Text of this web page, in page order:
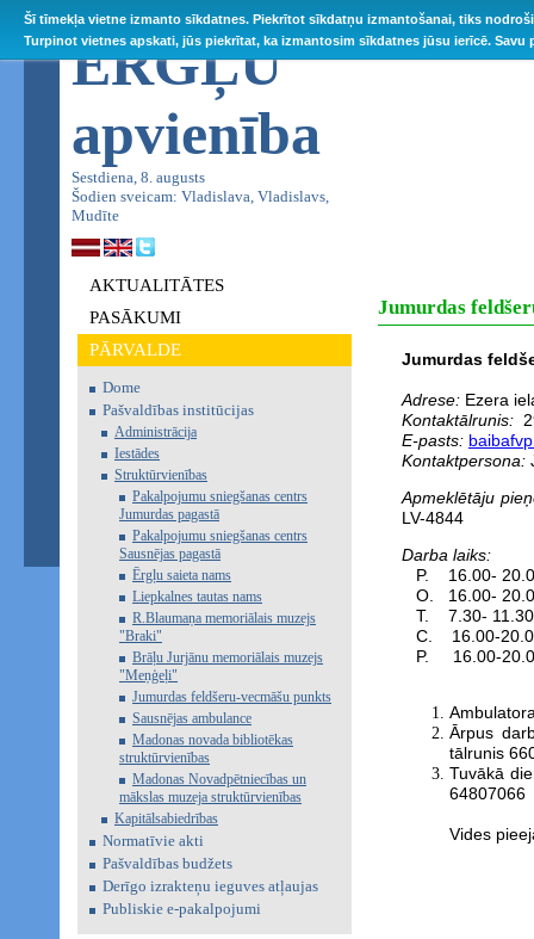
Šī tīmekļa vietne izmanto sīkdatnes. Piekrītot sīkdatņu izmantošanai, tiks
Turpinot vietnes apskati, jūs piekrītat, ka izmantosim sīkdatnes jūsu ierīcē.
ĒRGĻU
apvienība
Sestdiena, 8. augusts
Šodien sveicam: Vladislava, Vladislavs,
Mudīte
AKTUALITĀTES
PASĀKUMI
PĀRVALDE
Dome
Pašvaldības institūcijas
Administrācija
Iestādes
Struktūrvienības
Pakalpojumu sniegšanas centrs
Jumurdas pagastā
Pakalpojumu sniegšanas centrs
Sausnējas pagastā
Ērgļu saieta nams
Liepkalnes tautas nams
R.Blaumaņa memoriālais muzejs
"Braki"
Brāļu Jurjānu memoriālais muzejs
"Meņģeļi"
Jumurdas feldšeru-vecmāšu punkts
Sausnējas ambulance
Madonas novada bibliotēkas
struktūrvienības
Madonas Novadpētniecības un
mākslas muzeja struktūrvienības
Kapitālsabiedrības
Normatīvie akti
Pašvaldības budžets
Derīgo izrakteņu ieguves atļaujas
Publiskie e-pakalpojumi
Jumurdas
Jumurdas
Adrese: Ezera
Kontaktālrunis:
E-pasts:
Kontaktpersona:
Apmeklētāju
LV-4844
Darba
P.
O.
T.
C.
P.
Ārpus
tālrunis
Tuvākā
64807066
Vides